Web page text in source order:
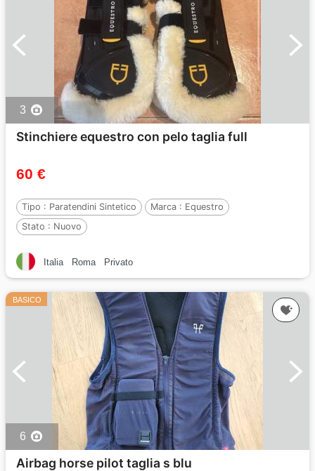
3
Stinchiere equestro con pelo taglia full
60 €
Tipo : Paratendini Sintetico Marca : Equestro
Stato : Nuovo
Italia Roma Privato
BASICO
6
Airbag horse pilot taglia s blu